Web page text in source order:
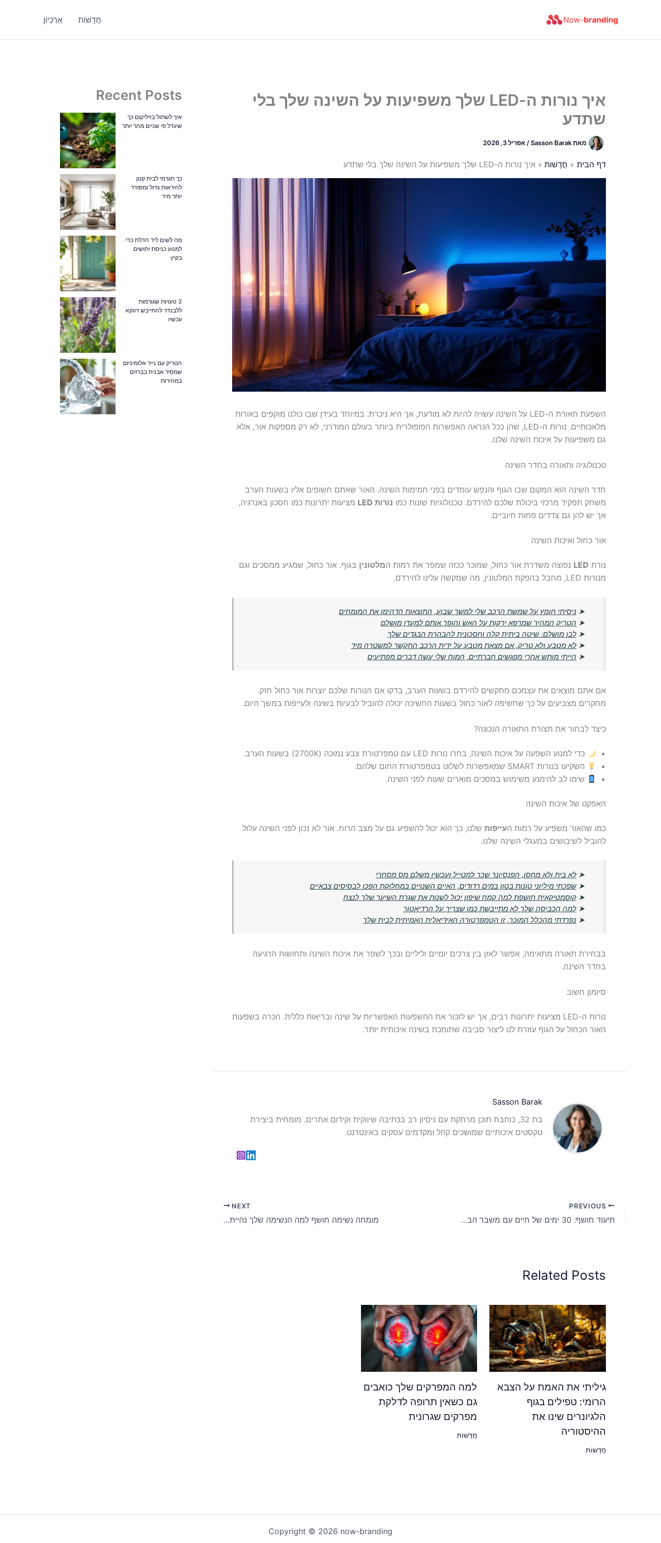
חֲדָשׁוֹת אַרְכִיוֹן
איך נורות ה-LED שלך משפיעות על השינה שלך בלי
שתדע
מאתSasson Barak
/ אפריל 3, 2026
דף הבית חֲדָשׁוֹת איך נורות ה-LED שלך משפיעות על השינה שלך בלי שתדע
השפעת תאורת ה-LED על השינה עשויה להיות לא מודעת, אך היא ניכרת. במיוחד בעידן שבו כולנו מוקפים באורות
מלאכותיים. נורות ה-LED, שהן ככל הנראה האפשרות הפופולרית ביותר בעולם המודרני, לא רק מספקות אור, אלא
גם משפיעות על איכות השינה שלנו.
טכנולוגיה ותאורה בחדר השינה
חדר השינה הוא המקום שבו הגוף והנפש עומדים בפני חמימות השינה. האור שאתם חשופים אליו בשעות הערב
משחק תפקיד מרכזי ביכולת שלכם להירדם. טכנולוגיות שונות כמו נורות LED
מציעות יתרונות כמו חסכון באנרגיה,
אך יש להן גם צדדים פחות חיוביים.
אור כחול ואיכות השינה
נורת LED נפוצה משדרת אור כחול, שמוכר ככזה שמפר את רמות המלטונין בגוף. אור כחול, שמגיע ממסכים וגם
מנורות LED, מחבל בהפקת המלטונין, מה שמקשה עלינו להירדם.
➤ ניסיתי חומץ על שמשת הרכב שלי למשך שבוע, התוצאות הדהימו את המומחים
➤ הטריק המהיר שמרפא ירקות על האש והופך אותם למעדן מושלם
➤לבן מושלם: שיטה ביתית קלה וחסכונית להבהרת הבגדים שלך
➤לא מטבע ולא טריק, אם מצאת מטבע על ידית הרכב התקשר למשטרה מיד
➤ הייתי מותש אחרי מפגשים חברתיים, המוח שלי עשה דברים מפתיעים
אם אתם מוצאים את עצמכם מתקשים להירדם בשעות הערב, בדקו אם הנורות שלכם יוצרות אור כחול חזק.
מחקרים מצביעים על כך שחשיפה לאור כחול בשעות החשיכה יכולה להוביל לבעיות בשינה ולעייפות במשך היום.
כיצד לבחור את תצורת התאורה הנכונה?
כדי למנוע השפעה על איכות השינה, בחרו נורות LED עם טמפרטורת צבע נמוכה (2700K) בשעות הערב.
השקיעו בנורות SMART שמאפשרות לשלוט בטמפרטורת החום שלהם.
שימו לב להימנע משימוש במסכים מוארים שעות לפני השינה.
האפקט של איכות השינה
כמו שהאור משפיע על רמות העייפות שלנו, כך הוא יכול להשפיע גם על מצב הרוח. אור לא נכון לפני השינה עלול
להוביל לשיבושים במעגלי השינה שלנו.
➤לא בית ולא מחסן, הפנסיונר שכר למטייל ועכשיו משלם מס מסחרי
➤שפכתי מיליוני טונות בטון במים רדודים, האיים השנויים במחלוקת הפכו לבסיסים צבאיים
➤קוסמטיקאית חושפת למה קמח שיפון יכול לשנות את שגרת השיער שלך לנצח
➤למה הכביסה שלך לא מתייבשת כמו שצריך על הרדיאטור
➤ נפרדתי מהכלל המוכר, זו הטמפרטורה האידיאלית האמיתית לבית שלך
בבחירת תאורה מתאימה, אפשר לאזן בין צרכים יומיים וליליים ובכך לשפר את איכות השינה ותחושות הרגיעה
בחדר השינה.
סיומון חשוב
נורות ה-LED מציעות יתרונות רבים, אך יש לזכור את ההשפעות האפשריות על שינה ובריאות כללית. הכרה בשפעות
האור הכחול על הגוף עוזרת לנו ליצור סביבה שתומכת בשינה איכותית יותר.
Sasson Barak
בת 32, כותבת תוכן מרתקת עם ניסיון רב בכתיבה שיווקית וקידום אתרים. מומחית ביצירת
טקסטים איכותיים שמושכים קהל ומקדמים עסקים באינטרנט.
תיעוד חושף: 30 ימים של חיים עם משבר הביוב שינו הכל
NEXT
מומחה נשימה חושף למה הנשימה שלך נהיית שטחית ללא לחץ
Related Posts
גיליתי את האמת על הצבא
הרומי: טפילים בגוף
הלגיונרים שינו את
ההיסטוריה
חֲדָשׁוֹת
למה המפרקים שלך כואבים
גם כשאין תרופה לדלקת
מפרקים שגרונית
חֲדָשׁוֹת
Recent Posts
איך לשתול בזיליקום כך
שיגדל פי שניים מהר יותר
כך תגרמי לבית קטן
להיראות גדול ומסודר
יותר מיד
מה לשים ליד הדלת כדי
למנוע כניסת יתושים
בקיץ
3 טעויות שגורמות
ללבנדר להתייבש דווקא
עכשיו
הטריק עם נייר אלומיניום
שמסיר אבנית בברזים
במהירות
Copyright © 2026 now-branding